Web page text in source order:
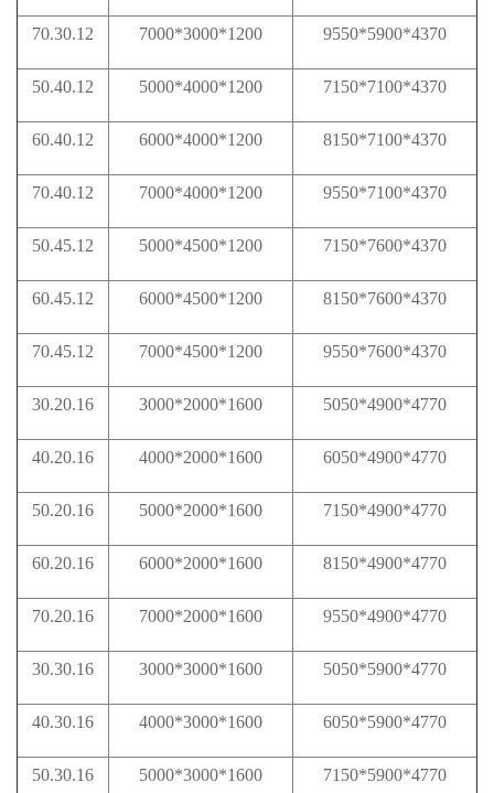
70.30.12 7000*3000*1200 9550*5900*4370
50.40.12 5000*4000*1200 7150*7100*4370
60.40.12 6000*4000*1200 8150*7100*4370
70.40.12 7000*4000*1200 9550*7100*4370
50.45.12 5000*4500*1200 7150*7600*4370
60.45.12 6000*4500*1200 8150*7600*4370
70.45.12 7000*4500*1200 9550*7600*4370
30.20.16 3000*2000*1600 5050*4900*4770
40.20.16 4000*2000*1600 6050*4900*4770
50.20.16 5000*2000*1600 7150*4900*4770
60.20.16 6000*2000*1600 8150*4900*4770
70.20.16 7000*2000*1600 9550*4900*4770
30.30.16 3000*3000*1600 5050*5900*4770
40.30.16 4000*3000*1600 6050*5900*4770
50.30.16 5000*3000*1600 7150*5900*4770